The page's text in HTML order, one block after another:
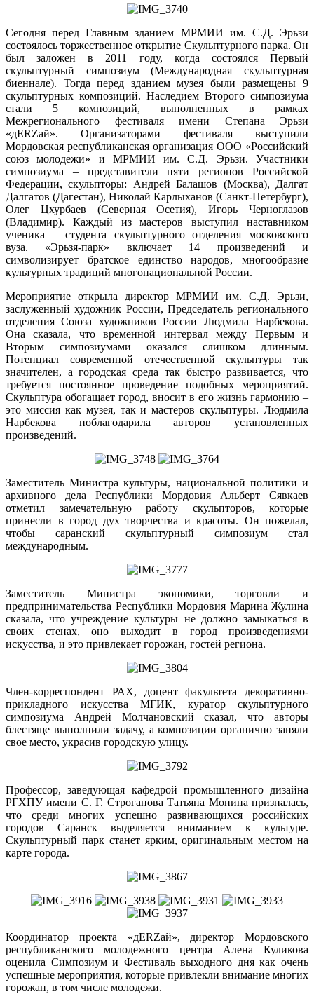
Сегодня перед Главным зданием МРМИИ им. С.Д. Эрьзи
состоялось торжественное открытие Скульптурного парка. Он
был заложен в 2011 году, когда состоялся Первый
скульптурный симпозиум (Международная скульптурная
биеннале). Тогда перед зданием музея были размещены 9
скульптурных композиций. Наследием Второго симпозиума
стали 5 композиций, выполненных в рамках
Межрегионального фестиваля имени Степана Эрьзи
«дERZай». Организаторами фестиваля выступили
Мордовская республиканская организация ООО «Российский
союз молодежи» и МРМИИ им. С.Д. Эрьзи. Участники
симпозиума – представители пяти регионов Российской
Федерации, скульпторы: Андрей Балашов (Москва), Далгат
Далгатов (Дагестан), Николай Карлыханов (Санкт-Петербург),
Олег Цхурбаев (Северная Осетия), Игорь Черноглазов
(Владимир). Каждый из мастеров выступил наставником
ученика – студента скульптурного отделения московского
вуза. «Эрьзя-парк» включает 14 произведений и
символизирует братское единство народов, многообразие
культурных традиций многонациональной России.
Мероприятие открыла директор МРМИИ им. С.Д. Эрьзи,
заслуженный художник России, Председатель регионального
отделения Союза художников России Людмила Нарбекова.
Она сказала, что временной интервал между Первым и
Вторым симпозиумами оказался слишком длинным.
Потенциал современной отечественной скульптуры так
значителен, а городская среда так быстро развивается, что
требуется постоянное проведение подобных мероприятий.
Скульптура обогащает город, вносит в его жизнь гармонию –
это миссия как музея, так и мастеров скульптуры. Людмила
Нарбекова поблагодарила авторов установленных
произведений.
Заместитель Министра культуры, национальной политики и
архивного дела Республики Мордовия Альберт Сявкаев
отметил замечательную работу скульпторов, которые
принесли в город дух творчества и красоты. Он пожелал,
чтобы саранский скульптурный симпозиум стал
международным.
Заместитель Министра экономики, торговли и
предпринимательства Республики Мордовия Марина Жулина
сказала, что учреждение культуры не должно замыкаться в
своих стенах, оно выходит в город произведениями
искусства, и это привлекает горожан, гостей региона.
Член-корреспондент РАХ, доцент факультета декоративно-
прикладного искусства МГИК, куратор скульптурного
симпозиума Андрей Молчановский сказал, что авторы
блестяще выполнили задачу, а композиции органично заняли
свое место, украсив городскую улицу.
Профессор, заведующая кафедрой промышленного дизайна
РГХПУ имени С. Г. Строганова Татьяна Монина призналась,
что среди многих успешно развивающихся российских
городов Саранск выделяется вниманием к культуре.
Скульптурный парк станет ярким, оригинальным местом на
карте города.
Координатор проекта «дERZай», директор Мордовского
республиканского молодежного центра Алена Куликова
оценила Симпозиум и Фестиваль выходного дня как очень
успешные мероприятия, которые привлекли внимание многих
горожан, в том числе молодежи.